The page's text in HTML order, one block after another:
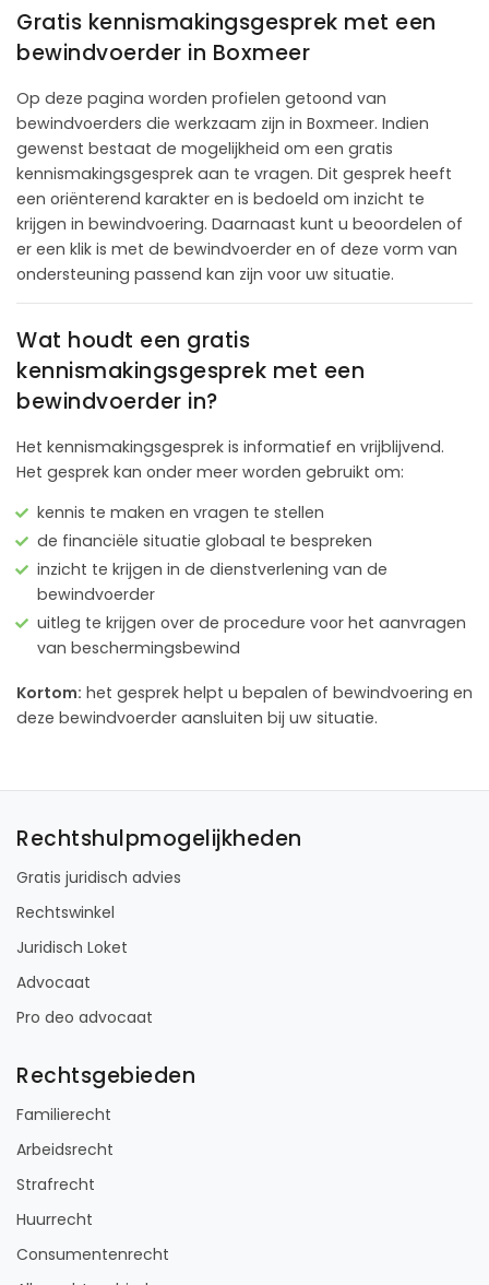
Gratis kennismakingsgesprek met een
bewindvoerder in Boxmeer
Op deze pagina worden profielen getoond van
bewindvoerders die werkzaam zijn in Boxmeer. Indien
gewenst bestaat de mogelijkheid om een gratis
kennismakingsgesprek aan te vragen. Dit gesprek heeft
een oriënterend karakter en is bedoeld om inzicht te
krijgen in bewindvoering. Daarnaast kunt u beoordelen of
er een klik is met de bewindvoerder en of deze vorm van
ondersteuning passend kan zijn voor uw situatie.
Wat houdt een gratis
kennismakingsgesprek met een
bewindvoerder in?
Het kennismakingsgesprek is informatief en vrijblijvend.
Het gesprek kan onder meer worden gebruikt om:
kennis te maken en vragen te stellen
de financiële situatie globaal te bespreken
inzicht te krijgen in de dienstverlening van de
bewindvoerder
uitleg te krijgen over de procedure voor het aanvragen
van beschermingsbewind
Kortom: het gesprek helpt u bepalen of bewindvoering en
deze bewindvoerder aansluiten bij uw situatie.
Rechtshulpmogelijkheden
Gratis juridisch advies
Rechtswinkel
Juridisch Loket
Advocaat
Pro deo advocaat
Rechtsgebieden
Familierecht
Arbeidsrecht
Strafrecht
Huurrecht
Consumentenrecht